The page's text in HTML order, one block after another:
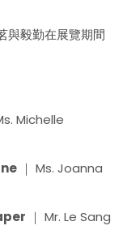
與毅勤在展覽期間
Michelle
｜ Ms. Joanna
｜ Mr. Le Sang